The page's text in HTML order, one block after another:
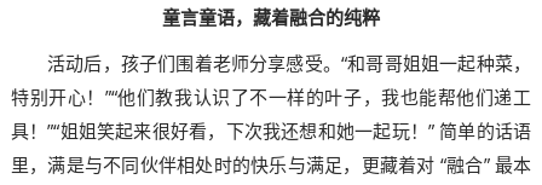
童言童语，藏着融合的纯粹
活动后，孩子们围着老师分享感受。“和哥哥姐姐一起种菜，
特别开心！”“他们教我认识了不一样的叶子，我也能帮他们递工
具！”“姐姐笑起来很好看，下次我还想和她一起玩！” 简单的话语
里，满是与不同伙伴相处时的快乐与满足，更藏着对 “融合” 最本